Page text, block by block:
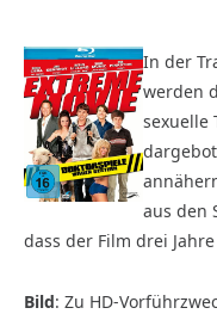
In der
werden
sexuelle
aus den
dass der Film drei
Bild: Zu HD-